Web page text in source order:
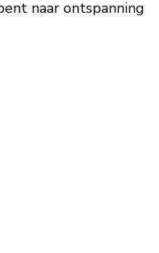
naar ontspanning